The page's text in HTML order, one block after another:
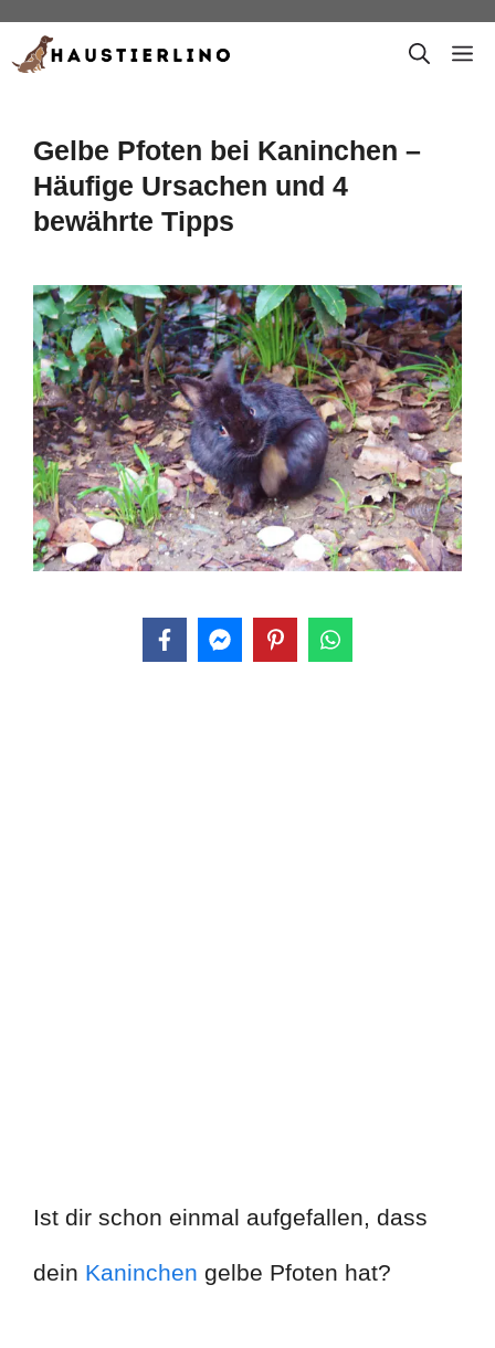
Zum
Inhalt
springen
Gelbe Pfoten bei Kaninchen –
Häufige Ursachen und 4
bewährte Tipps
Ist dir schon einmal aufgefallen, dass
dein Kaninchen gelbe Pfoten hat?